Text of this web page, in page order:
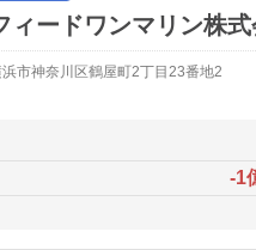
ィードワンマリン株
市神奈川区鶴屋町2丁目23番地2
-1